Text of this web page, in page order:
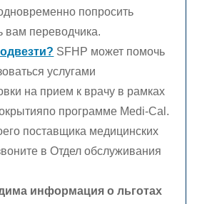
попросить
вам переводчика.
SFHP может помочь
услугами
на прием к врачу в рамках
программе Medi-Cal.
поставщика медицинских
в Отдел обслуживания
информация о льготах